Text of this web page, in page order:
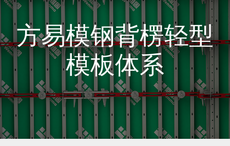
方易模钢背楞轻型
模板体系